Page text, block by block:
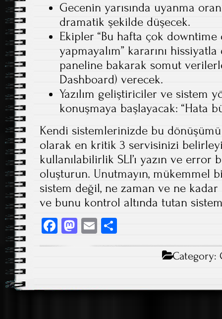
Gecenin yarısında uyanma
dramatik şekilde düşecek.
Ekipler “Bu hafta çok
yapmayalım” kararını
paneline bakarak somut
Dashboard) verecek.
Yazılım geliştiriciler ve sistem
konuşmaya başlayacak: “Hata
Kendi sistemlerinizde bu
olarak en kritik 3 servisinizi
kullanılabilirlik SLI’ı yazın ve error
oluşturun. Unutmayın, mükemmel
sistem değil, ne zaman ve ne
ve bunu kontrol altında tutan
Fa
ce
ok
M
o
E
m ha
Category: